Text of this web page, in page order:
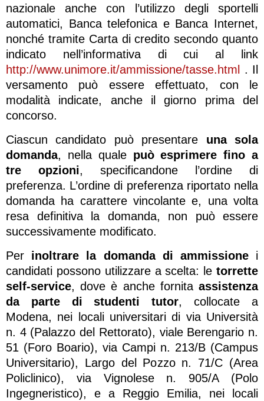
nazionale anche con l’utilizzo degli sportelli
automatici, Banca telefonica e Banca Internet,
nonché tramite Carta di credito secondo quanto
indicato nell’informativa di cui al link
http://www.unimore.it/ammissione/tasse.html
. Il
versamento può essere effettuato, con le
modalità indicate, anche il giorno prima del
concorso.
Ciascun candidato può presentare una sola
domanda, nella quale può esprimere fino a
tre opzioni, specificandone l’ordine di
preferenza. L’ordine di preferenza riportato nella
domanda ha carattere vincolante e, una volta
resa definitiva la domanda, non può essere
successivamente modificato.
Per inoltrare la domanda di ammissione i
candidati possono utilizzare a scelta: le torrette
self-service, dove è anche fornita assistenza
da parte di studenti tutor, collocate a
Modena, nei locali universitari di via Università
n. 4 (Palazzo del Rettorato), viale Berengario n.
51 (Foro Boario), via Campi n. 213/B (Campus
Universitario), Largo del Pozzo n. 71/C (Area
Policlinico), via Vignolese n. 905/A (Polo
Ingegneristico), e a Reggio Emilia, nei locali